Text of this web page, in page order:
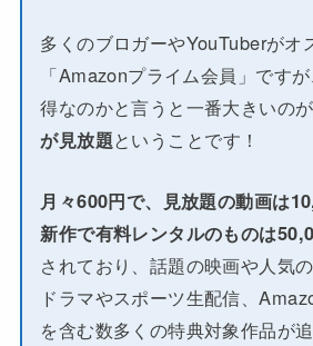
多くのブロガーやYouTuberがオ
「Amazonプライム会員」です
得なのかと言うと一番大きいのが
が見放題ということです！
月々600円で、見放題の動画は
新作で有料レンタルのものは
されており、話題の映画や人気
ドラマやスポーツ生配信、
を含む数多くの特典対象作品が